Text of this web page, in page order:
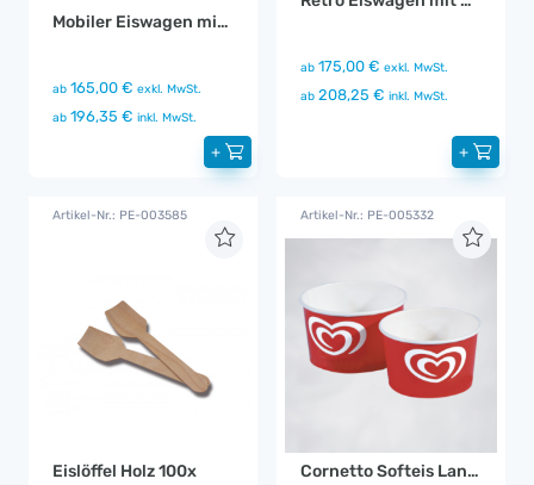
Mobiler Eiswagen mit Beleuchtung
ab 165,00 € exkl. MwSt.
ab 196,35 € inkl. MwSt.
+
ab 175,00 € exkl. MwSt.
ab 208,25 € inkl. MwSt.
+
Artikel-Nr.: PE-003585
Eislöffel Holz 100x
Artikel-Nr.: PE-005332
Cornetto Softeis Langnese Portionsbecher